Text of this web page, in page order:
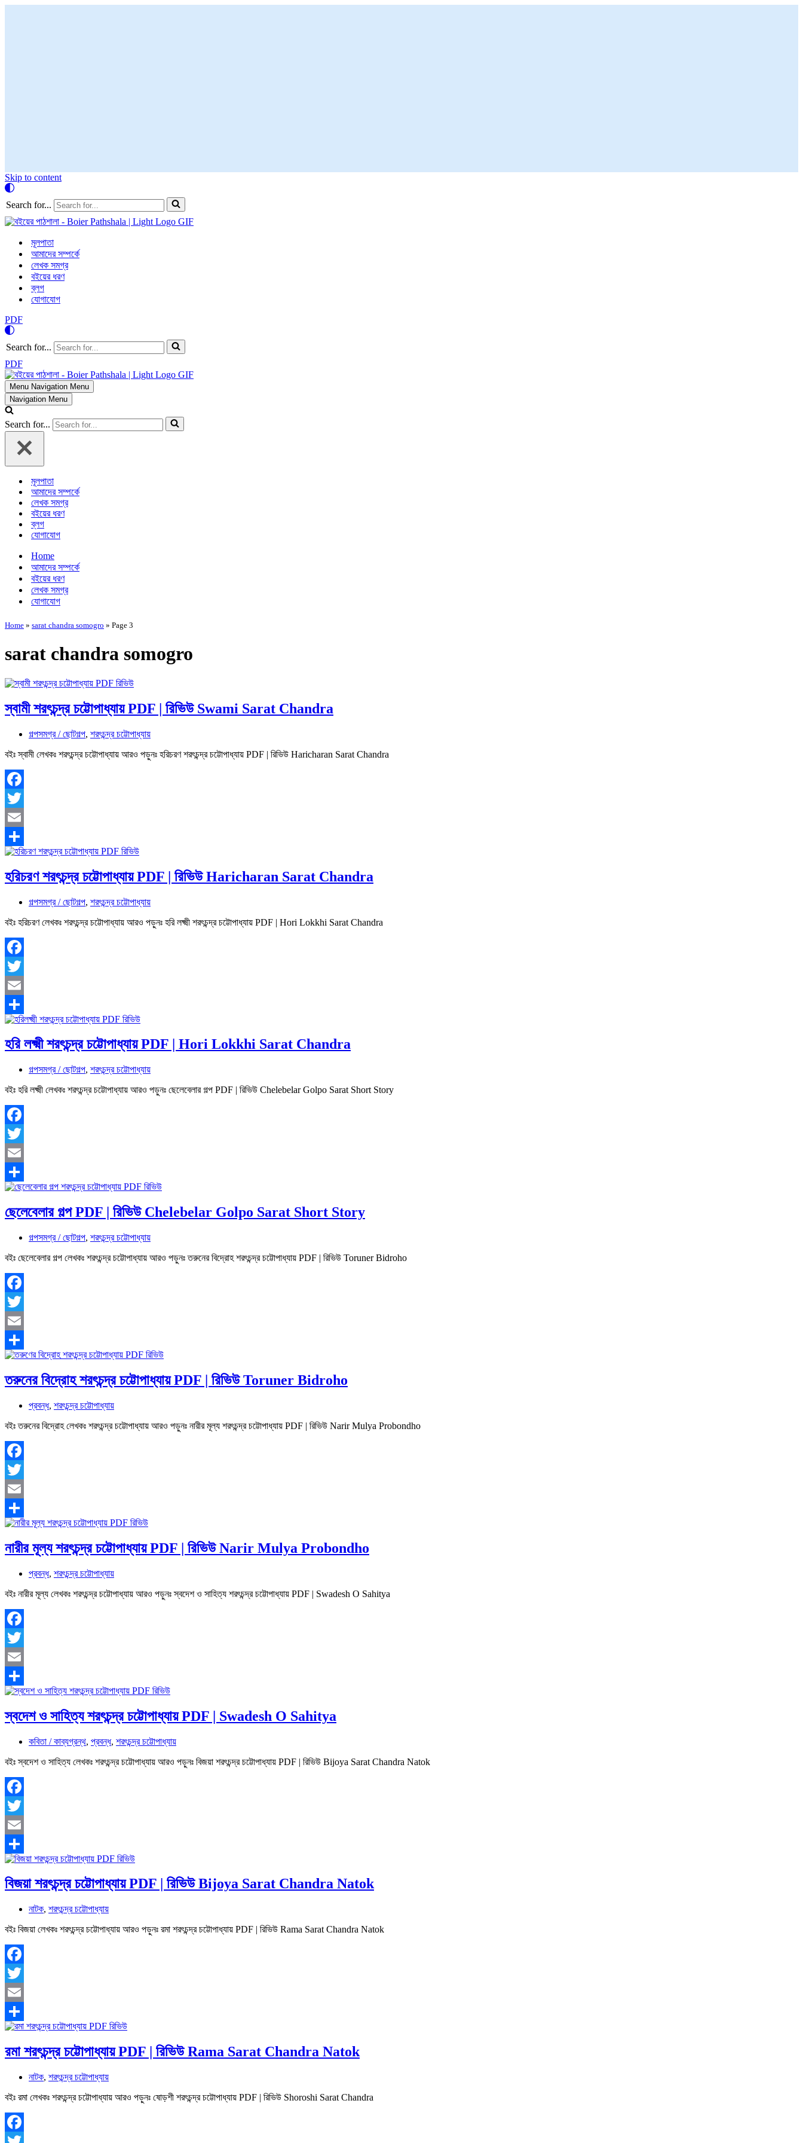
Skip to content
Search for...
মূলপাতা
আমাদের সম্পর্কে
লেখক সমগ্র
বইয়ের ধরণ
ব্লগ
যোগাযোগ
PDF
Search for...
PDF
Menu Navigation Menu
Navigation Menu
Search for...
মূলপাতা
আমাদের সম্পর্কে
লেখক সমগ্র
বইয়ের ধরণ
ব্লগ
যোগাযোগ
Home
আমাদের সম্পর্কে
বইয়ের ধরণ
লেখক সমগ্র
যোগাযোগ
Home » sarat chandra somogro » Page 3
sarat chandra somogro
স্বামী শরৎচন্দ্র চট্টোপাধ্যায় PDF | রিভিউ Swami Sarat Chandra
গল্পসমগ্র / ছোটগল্প, শরৎচন্দ্র চট্টোপাধ্যায়
বইঃ স্বামী লেখকঃ শরৎচন্দ্র চট্টোপাধ্যায় আরও পড়ুনঃ হরিচরণ শরৎচন্দ্র চট্টোপাধ্যায় PDF | রিভিউ Haricharan Sarat Chandra
Facebook
Twitter
Email
Share
হরিচরণ শরৎচন্দ্র চট্টোপাধ্যায় PDF | রিভিউ Haricharan Sarat Chandra
গল্পসমগ্র / ছোটগল্প, শরৎচন্দ্র চট্টোপাধ্যায়
বইঃ হরিচরণ লেখকঃ শরৎচন্দ্র চট্টোপাধ্যায় আরও পড়ুনঃ হরি লক্ষ্মী শরৎচন্দ্র চট্টোপাধ্যায় PDF | Hori Lokkhi Sarat Chandra
Facebook
Twitter
Email
Share
হরি লক্ষ্মী শরৎচন্দ্র চট্টোপাধ্যায় PDF | Hori Lokkhi Sarat Chandra
গল্পসমগ্র / ছোটগল্প, শরৎচন্দ্র চট্টোপাধ্যায়
বইঃ হরি লক্ষ্মী লেখকঃ শরৎচন্দ্র চট্টোপাধ্যায় আরও পড়ুনঃ ছেলেবেলার গল্প PDF | রিভিউ Chelebelar Golpo Sarat Short Story
Facebook
Twitter
Email
Share
ছেলেবেলার গল্প PDF | রিভিউ Chelebelar Golpo Sarat Short Story
গল্পসমগ্র / ছোটগল্প, শরৎচন্দ্র চট্টোপাধ্যায়
বইঃ ছেলেবেলার গল্প লেখকঃ শরৎচন্দ্র চট্টোপাধ্যায় আরও পড়ুনঃ তরুনের বিদ্রোহ শরৎচন্দ্র চট্টোপাধ্যায় PDF | রিভিউ Toruner Bidroho
Facebook
Twitter
Email
Share
তরুনের বিদ্রোহ শরৎচন্দ্র চট্টোপাধ্যায় PDF | রিভিউ Toruner Bidroho
প্রবন্ধ, শরৎচন্দ্র চট্টোপাধ্যায়
বইঃ তরুনের বিদ্রোহ লেখকঃ শরৎচন্দ্র চট্টোপাধ্যায় আরও পড়ুনঃ নারীর মূল্য শরৎচন্দ্র চট্টোপাধ্যায় PDF | রিভিউ Narir Mulya Probondho
Facebook
Twitter
Email
Share
নারীর মূল্য শরৎচন্দ্র চট্টোপাধ্যায় PDF | রিভিউ Narir Mulya Probondho
প্রবন্ধ, শরৎচন্দ্র চট্টোপাধ্যায়
বইঃ নারীর মূল্য লেখকঃ শরৎচন্দ্র চট্টোপাধ্যায় আরও পড়ুনঃ স্বদেশ ও সাহিত্য শরৎচন্দ্র চট্টোপাধ্যায় PDF | Swadesh O Sahitya
Facebook
Twitter
Email
Share
স্বদেশ ও সাহিত্য শরৎচন্দ্র চট্টোপাধ্যায় PDF | Swadesh O Sahitya
কবিতা / কাব্যগ্রন্থ, প্রবন্ধ, শরৎচন্দ্র চট্টোপাধ্যায়
বইঃ স্বদেশ ও সাহিত্য লেখকঃ শরৎচন্দ্র চট্টোপাধ্যায় আরও পড়ুনঃ বিজয়া শরৎচন্দ্র চট্টোপাধ্যায় PDF | রিভিউ Bijoya Sarat Chandra Natok
Facebook
Twitter
Email
Share
বিজয়া শরৎচন্দ্র চট্টোপাধ্যায় PDF | রিভিউ Bijoya Sarat Chandra Natok
নাটক, শরৎচন্দ্র চট্টোপাধ্যায়
বইঃ বিজয়া লেখকঃ শরৎচন্দ্র চট্টোপাধ্যায় আরও পড়ুনঃ রমা শরৎচন্দ্র চট্টোপাধ্যায় PDF | রিভিউ Rama Sarat Chandra Natok
Facebook
Twitter
Email
Share
রমা শরৎচন্দ্র চট্টোপাধ্যায় PDF | রিভিউ Rama Sarat Chandra Natok
নাটক, শরৎচন্দ্র চট্টোপাধ্যায়
বইঃ রমা লেখকঃ শরৎচন্দ্র চট্টোপাধ্যায় আরও পড়ুনঃ ষোড়শী শরৎচন্দ্র চট্টোপাধ্যায় PDF | রিভিউ Shoroshi Sarat Chandra